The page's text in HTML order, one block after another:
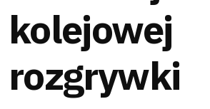
kolejowej
rozgrywki